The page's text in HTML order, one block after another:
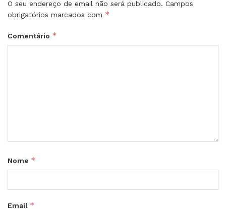
O seu endereço de email não será publicado. Campos
obrigatórios marcados com *
Comentário *
Nome *
Email *